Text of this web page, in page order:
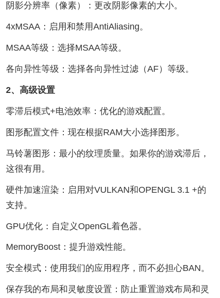
阴影分辨率（像素）：更改阴影像素的大小。
4xMSAA：启用和禁用AntiAliasing。
MSAA等级：选择MSAA等级。
各向异性等级：选择各向异性过滤（AF）等级。
2、高级设置
零滞后模式+电池效率：优化的游戏配置。
图形配置文件：现在根据RAM大小选择图形。
马铃薯图形：最小的纹理质量。如果你的游戏滞后，
这很有用。
硬件加速渲染：启用对VULKAN和OPENGL 3.1 +的
支持。
GPU优化：自定义OpenGL着色器。
MemoryBoost：提升游戏性能。
安全模式：使用我们的应用程序，而不必担心BAN。
保存我的布局和灵敏度设置：防止重置游戏布局和灵